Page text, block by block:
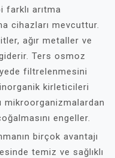
arıtma
cihazları mevcuttur.
ağır metaller ve
Ters osmoz
filtrelenmesini
kirleticileri
engeller.
birçok avantajı
temiz ve sağlıklı